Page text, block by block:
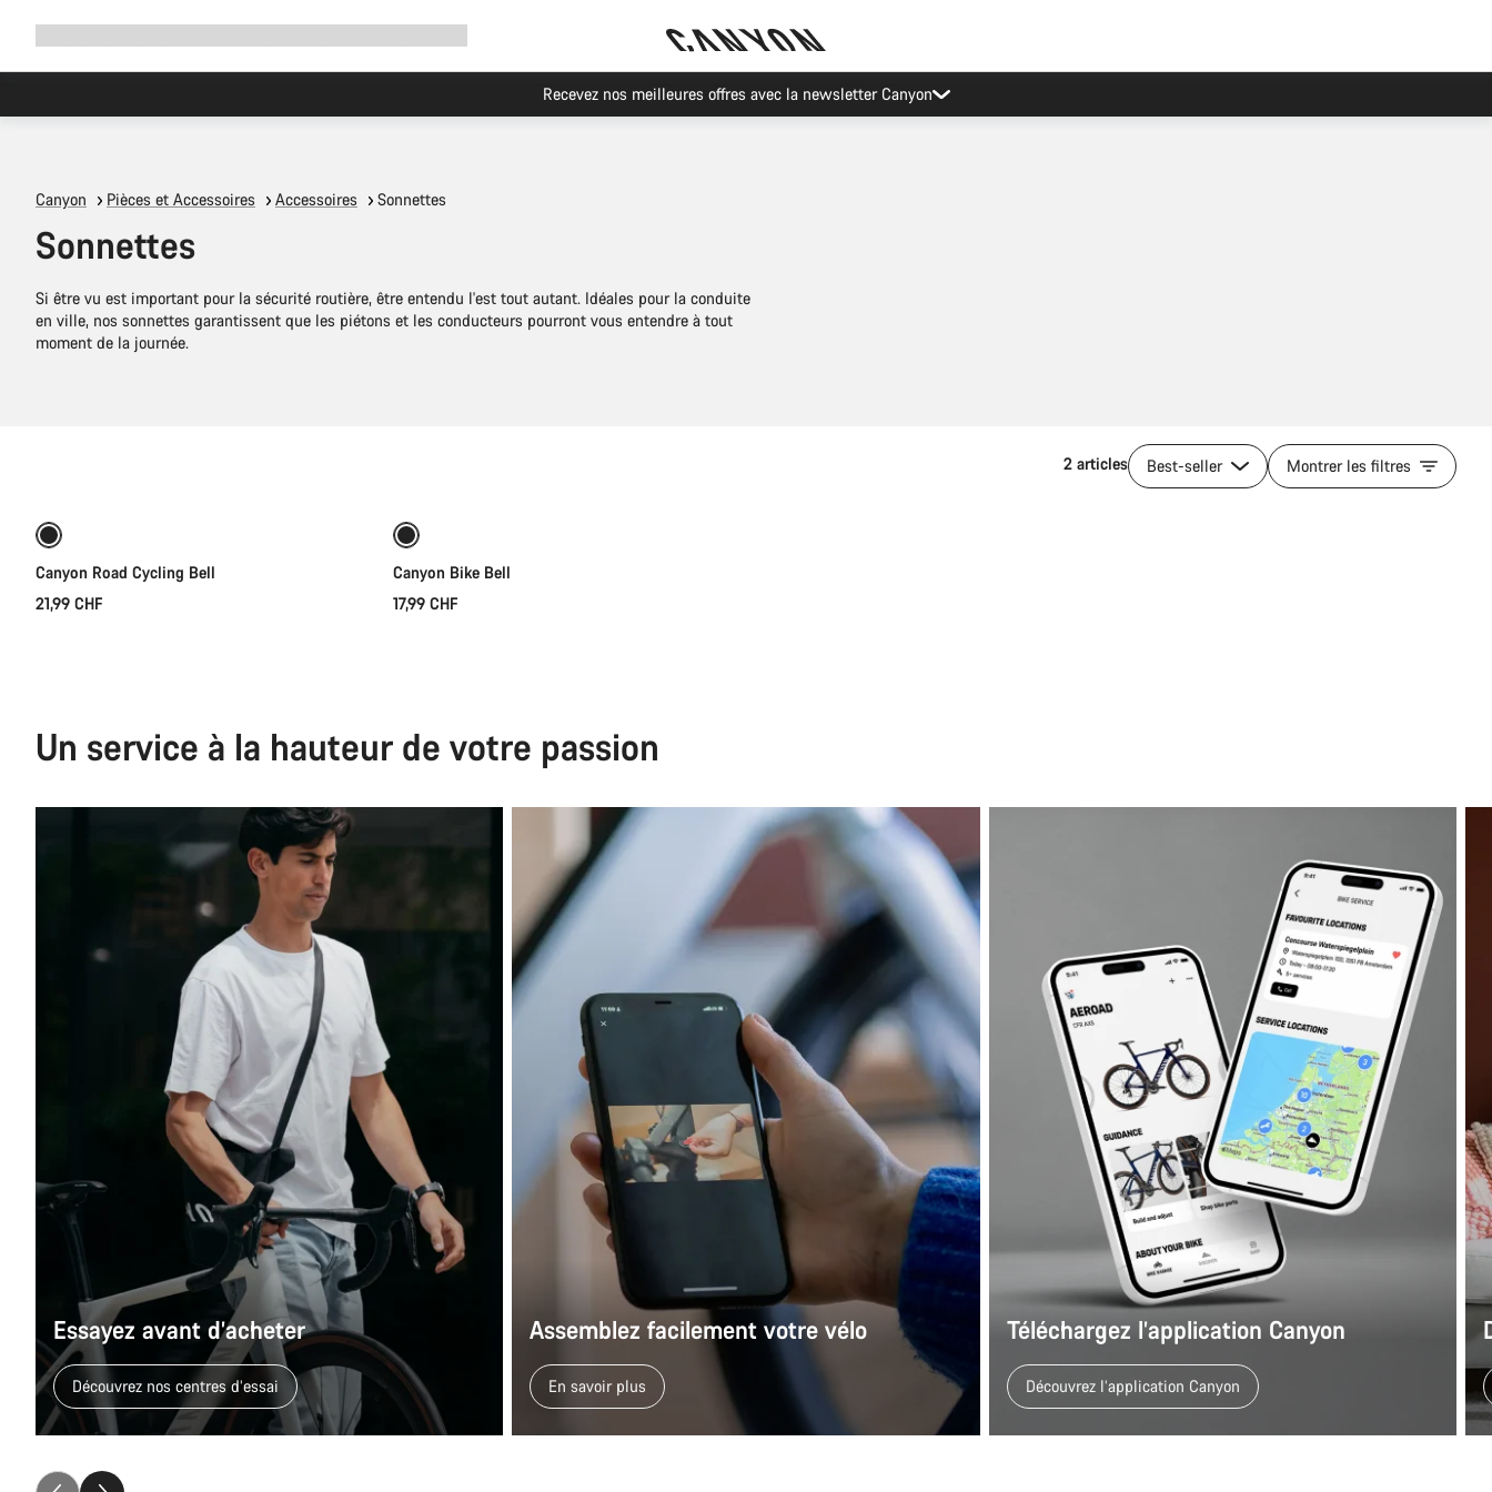
navigation
Recevez nos meilleures offres avec la newsletter Canyon
Canyon Pièces et Accessoires Accessoires Sonnettes
Sonnettes
Si être vu est important pour la sécurité routière, être entendu l'est tout autant. Idéales pour la conduite
en ville, nos sonnettes garantissent que les piétons et les conducteurs pourront vous entendre à tout
moment de la journée.
2 articles Best-seller Montrer les filtres
Canyon Road Cycling Bell
21,99 CHF
Canyon Bike Bell
17,99 CHF
Un service à la hauteur de votre passion
Essayez avant d’acheter
Découvrez nos centres d’essai
Assemblez facilement votre vélo
En savoir plus
Téléchargez l’application Canyon
Découvrez l’application Canyon